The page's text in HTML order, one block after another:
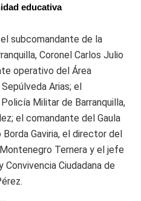
educativa
subcomandante de la
Coronel Carlos Julio
operativo del Área
Arias; el
Militar de Barranquilla,
el comandante del Gaula
Gaviria, el director del
Ternera y el jefe
Convivencia Ciudadana de